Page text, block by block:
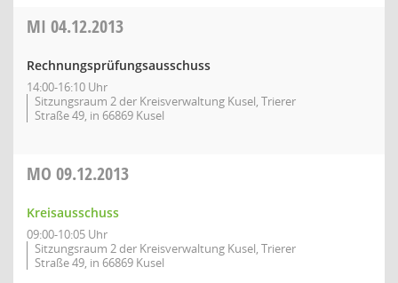
MI 04.12.2013
Rechnungsprüfungsausschuss
14:00-16:10 Uhr
Sitzungsraum 2 der Kreisverwaltung Kusel, Trierer
Straße 49, in 66869 Kusel
MO 09.12.2013
Kreisausschuss
09:00-10:05 Uhr
Sitzungsraum 2 der Kreisverwaltung Kusel, Trierer
Straße 49, in 66869 Kusel